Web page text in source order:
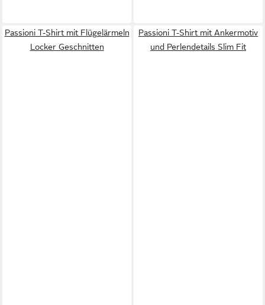
Passioni T-Shirt mit Flügelärmeln
Locker Geschnitten
Passioni T-Shirt mit Ankermotiv
und Perlendetails Slim Fit